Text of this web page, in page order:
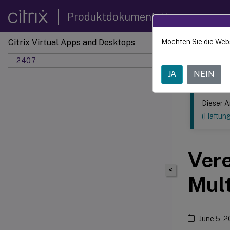
Produktdokumentation
Citrix Virtual Apps and Desktops
2407
Dieser Inhalt
<
Dieser
June 5,
Möchten Sie die
JA NEIN